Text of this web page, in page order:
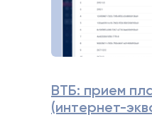
ВТБ: прием
(интернет-